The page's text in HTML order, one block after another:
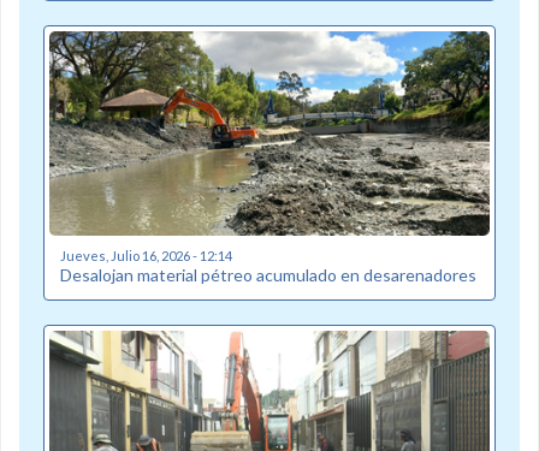
Jueves, Julio 16, 2026 - 12:14
Desalojan material pétreo acumulado en desarenadores